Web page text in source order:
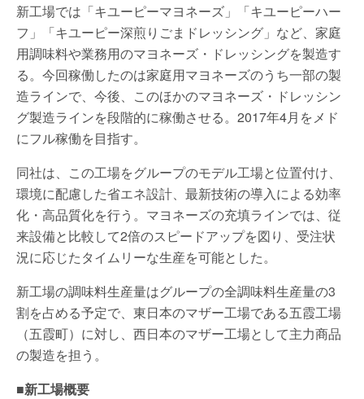
新工場では「キユーピーマヨネーズ」「キユーピーハー
フ」「キユーピー深煎りごまドレッシング」など、家庭
用調味料や業務用のマヨネーズ・ドレッシングを製造す
る。今回稼働したのは家庭用マヨネーズのうち一部の製
造ラインで、今後、このほかのマヨネーズ・ドレッシン
グ製造ラインを段階的に稼働させる。2017年4月をメド
にフル稼働を目指す。
同社は、この工場をグループのモデル工場と位置付け、
環境に配慮した省エネ設計、最新技術の導入による効率
化・高品質化を行う。マヨネーズの充填ラインでは、従
来設備と比較して2倍のスピードアップを図り、受注状
況に応じたタイムリーな生産を可能とした。
新工場の調味料生産量はグループの全調味料生産量の3
割を占める予定で、東日本のマザー工場である五霞工場
（五霞町）に対し、西日本のマザー工場として主力商品
の製造を担う。
■新工場概要